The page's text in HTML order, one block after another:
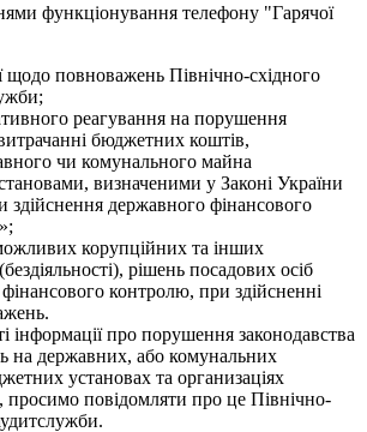
функціонування телефону "Гарячої
щодо повноважень Північно-східного
реагування на порушення
бюджетних коштів,
чи комунального майна
визначеними у Законі України
здійснення державного фінансового
корупційних та інших
рішень посадових осіб
контролю, при здійсненні
інформації про порушення законодавства
на державних, або комунальних
установах та организаціях
просимо повідомляти про це Північно-